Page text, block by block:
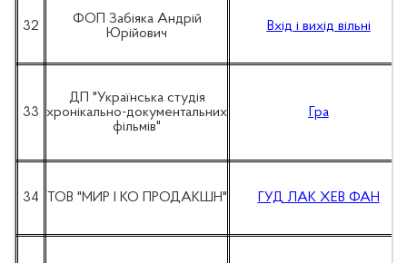
32
ФОП Забіяка Андрій
Юрійович
Вхід і вихід вільні
33
ДП "Українська студія
хронікально-документальних
фільмів"
Гра
34 ТОВ "МИР І КО ПРОДАКШН" ГУД ЛАК ХЕВ ФАН